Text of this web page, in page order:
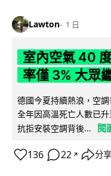
Lawton 1 日
室內空氣 40
率僅 3% 大眾
德國今夏持續熱浪，空
全年因高溫死亡人數已
抗拒安裝空調背後...
閱
136 22 ↗ 分享